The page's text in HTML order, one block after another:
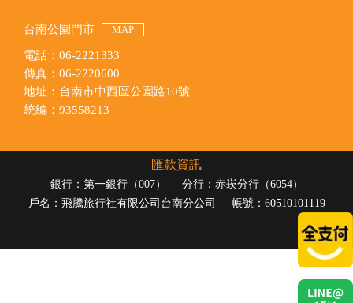
台南公園門市 MAP
電話：06-2221333
傳真：06-2220600
地址：台南市中西區公園路10號
統編：93558213
匯款資訊
銀行：第一銀行（007）
分行：赤崁分行（6054）
戶名：飛騰旅行社有限公司台南分公司
帳號：60510101119